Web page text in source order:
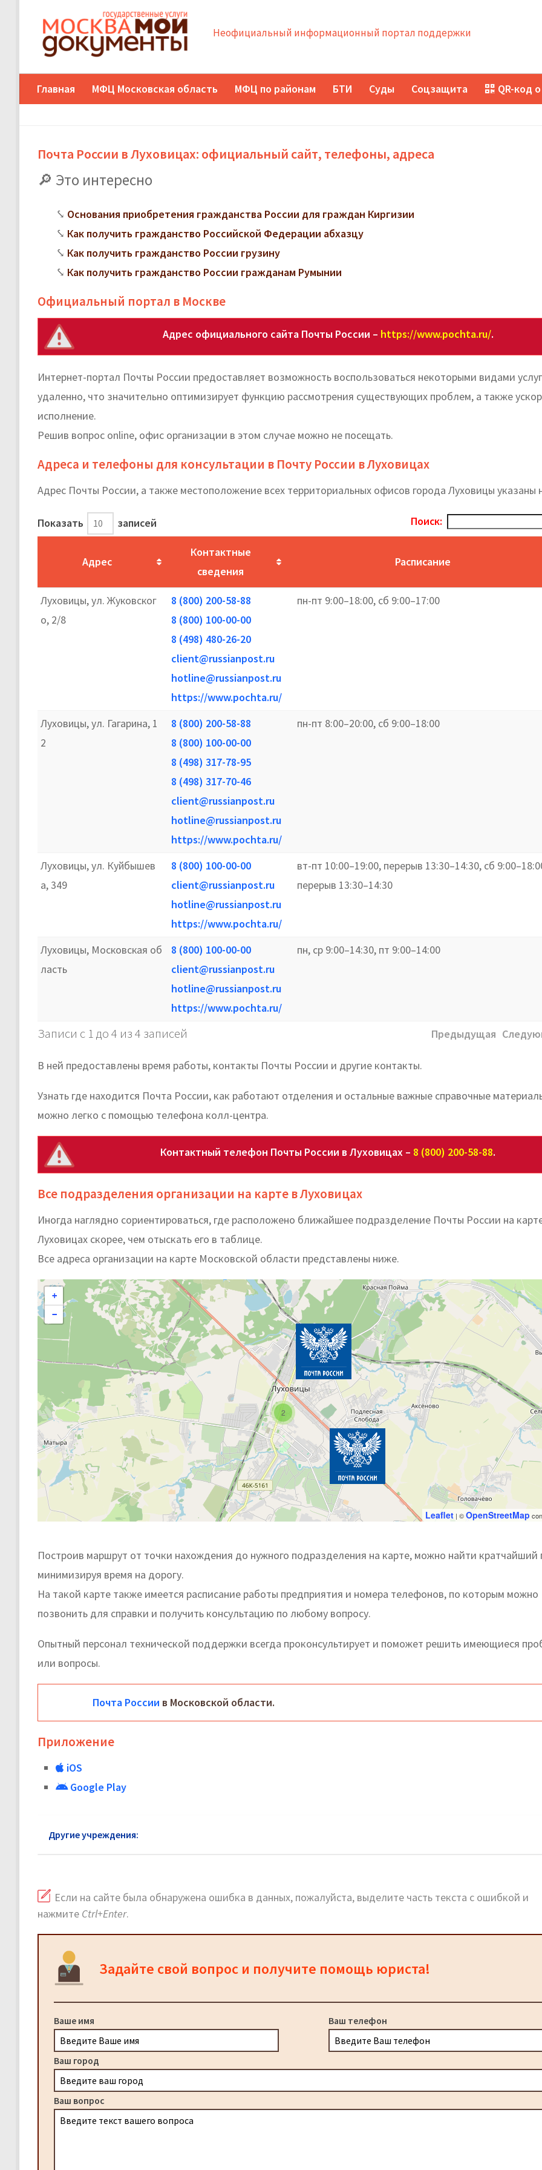
Неофициальный информационный портал поддержки
Главная МФЦ Московская область МФЦ по районам БТИ Суды Соцзащита QR-код
Почта России в Луховицах: официальный сайт, телефоны, адреса
Это интересно
Основания приобретения гражданства России для граждан Киргизии
Как получить гражданство Российской Федерации абхазцу
Как получить гражданство России грузину
Как получить гражданство России гражданам Румынии
Официальный портал в Москве
Адрес официального сайта Почты России – https://www.pochta.ru/.
Интернет-портал Почты России предоставляет возможность воспользоваться некоторыми видами услуг
удаленно, что значительно оптимизирует функцию рассмотрения существующих проблем, а также
исполнение.
Решив вопрос online, офис организации в этом случае можно не посещать.
Адреса и телефоны для консультации в Почту России в Луховицах
Адрес Почты России, а также местоположение всех территориальных офисов города Луховицы указаны
Показать записей Поиск:
Адрес
Контактные
сведения
Расписание
Луховицы, ул. Жуковског
о, 2/8
8 (800) 200-58-88
8 (800) 100-00-00
8 (498) 480-26-20
client@russianpost.ru
hotline@russianpost.ru
https://www.pochta.ru/
пн-пт 9:00–18:00, сб 9:00–17:00
Луховицы, ул. Гагарина, 1
2
8 (800) 200-58-88
8 (800) 100-00-00
8 (498) 317-78-95
8 (498) 317-70-46
client@russianpost.ru
hotline@russianpost.ru
https://www.pochta.ru/
пн-пт 8:00–20:00, сб 9:00–18:00
Луховицы, ул. Куйбышев
а, 349
8 (800) 100-00-00
client@russianpost.ru
hotline@russianpost.ru
https://www.pochta.ru/
вт-пт 10:00–19:00, перерыв 13:30–14:30, сб
перерыв 13:30–14:30
Луховицы, Московская об
ласть
8 (800) 100-00-00
client@russianpost.ru
hotline@russianpost.ru
https://www.pochta.ru/
пн, ср 9:00–14:30, пт 9:00–14:00
Записи с 1 до 4 из 4 записей Предыдущая
В ней предоставлены время работы, контакты Почты России и другие контакты.
Узнать где находится Почта России, как работают отделения и остальные важные справочные
можно легко с помощью телефона колл-центра.
Контактный телефон Почты России в Луховицах – 8 (800) 200-58-88.
Все подразделения организации на карте в Луховицах
Иногда наглядно сориентироваться, где расположено ближайшее подразделение Почты России на
Луховицах скорее, чем отыскать его в таблице.
Все адреса организации на карте Московской области представлены ниже.
2
+
−
Leaflet | ©OpenStreetMap
Построив маршрут от точки нахождения до нужного подразделения на карте, можно найти кратчайший
минимизируя время на дорогу.
На такой карте также имеется расписание работы предприятия и номера телефонов, по которым можно
позвонить для справки и получить консультацию по любому вопросу.
Опытный персонал технической поддержки всегда проконсультирует и поможет решить имеющиеся
или вопросы.
Почта России в Московской области.
Приложение
iOS
Google Play
Другие учреждения:
Если на сайте была обнаружена ошибка в данных, пожалуйста, выделите часть текста с ошибкой и
нажмите Ctrl+Enter.
Задайте свой вопрос и получите помощь юриста!
Ваше имя Ваш телефон
Ваш город
Ваш вопрос